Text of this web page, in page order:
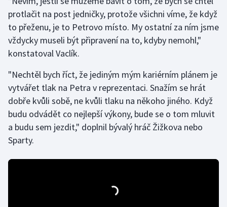
Motorsport
Olympijské hry
Parasport
Plavání
Plážový volejbal
Ragby
protlačit na post jedničky, protože všichni víme, že když
to přeženu, je to Petrovo místo. My ostatní za ním jsme
vždycky museli být připravení na to, kdyby nemohl,"
konstatoval Vaclík.
"Nechtěl bych říct, že jediným mým kariérním plánem je
vytvářet tlak na Petra v reprezentaci. Snažím se hrát
dobře kvůli sobě, ne kvůli tlaku na někoho jiného. Když
budu odvádět co nejlepší výkony, bude se o tom mluvit
a budu sem jezdit," doplnil bývalý hráč Žižkova nebo
Sparty.